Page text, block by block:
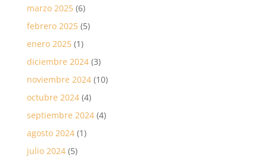
marzo 2025(6)
febrero 2025(5)
enero 2025(1)
diciembre 2024(3)
noviembre 2024(10)
octubre 2024(4)
septiembre 2024(4)
agosto 2024(1)
julio 2024(5)